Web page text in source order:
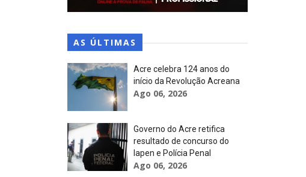
AS ÚLTIMAS
Acre celebra 124 anos do
início da Revolução Acreana
Ago 06, 2026
Governo do Acre retifica
resultado de concurso do
Iapen e Polícia Penal
Ago 06, 2026